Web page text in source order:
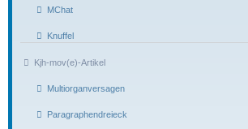
MChat
Knuffel
Kjh-mov(e)-Artikel
Multiorganversagen
Paragraphendreieck